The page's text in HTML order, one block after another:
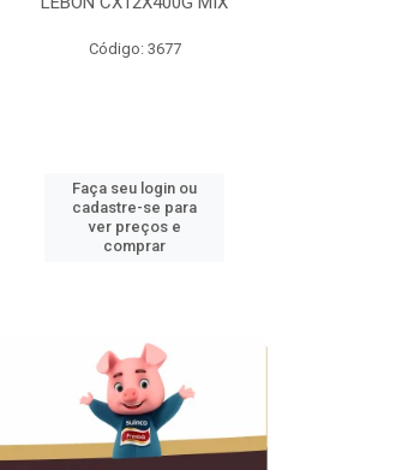
Código: 3677
Faça seu login ou
cadastre-se para
ver preços e
comprar